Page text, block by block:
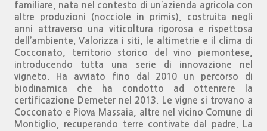
familiare, nata nel contesto di un’azienda agricola con
altre produzioni (nocciole in primis), costruita negli
anni attraverso una viticoltura rigorosa e rispettosa
dell’ambiente. Valorizza i siti, le altimetrie e il clima di
Cocconato, territorio storico del vino piemontese,
introducendo tutta una serie di innovazione nel
vigneto. Ha avviato fino dal 2010 un percorso di
biodinamica che ha condotto ad ottenrere la
certificazione Demeter nel 2013. Le vigne si trovano a
Cocconato e Piovà Massaia, altre nel vicino Comune di
Montiglio, recuperando terre contivate dal padre. La